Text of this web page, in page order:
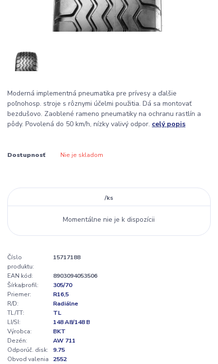
Moderná implementná pneumatika pre prívesy a ďalšie
poľnohosp. stroje s rôznymi účelmi použitia. Dá sa montovať
bezdušovo. Zaoblené rameno pneumatiky na ochranu rastlín a
pôdy. Povolená do 50 km/h, nízky valivý odpor. celý popis
Dostupnosť Nie je skladom
/ks
Momentálne nie je k dispozícii
Číslo
produktu:
15717188
EAN kód:
8903094053506
Šírka/profil:
305/70
Priemer:
R16,5
R/D:
Radiálne
TL/TT:
TL
LI/SI:
148 A8/148 B
Výrobca:
BKT
Dezén:
AW 711
Odporúč. disk:
9.75
Obvod valenia
2552